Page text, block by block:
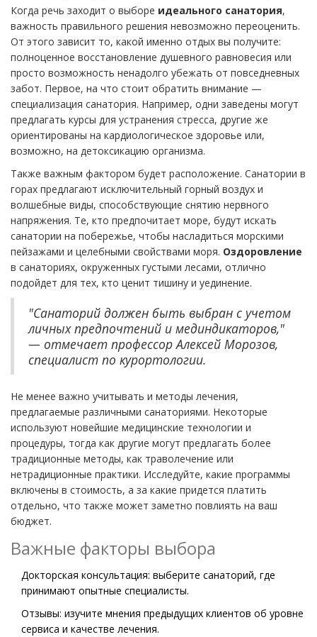
Когда речь заходит о выборе идеального санатория,
важность правильного решения невозможно переоценить.
От этого зависит то, какой именно отдых вы получите:
полноценное восстановление душевного равновесия или
просто возможность ненадолго убежать от повседневных
забот. Первое, на что стоит обратить внимание —
специализация санатория. Например, одни заведены могут
предлагать курсы для устранения стресса, другие же
ориентированы на кардиологическое здоровье или,
возможно, на детоксикацию организма.
Также важным фактором будет расположение. Санатории в
горах предлагают исключительный горный воздух и
волшебные виды, способствующие снятию нервного
напряжения. Те, кто предпочитает море, будут искать
санатории на побережье, чтобы насладиться морскими
пейзажами и целебными свойствами моря. Оздоровление
в санаториях, окруженных густыми лесами, отлично
подойдет для тех, кто ценит тишину и уединение.
"Санаторий должен быть выбран с учетом
личных предпочтений и мединдикаторов,"
— отмечает профессор Алексей Морозов,
специалист по курортологии.
Не менее важно учитывать и методы лечения,
предлагаемые различными санаториями. Некоторые
используют новейшие медицинские технологии и
процедуры, тогда как другие могут предлагать более
традиционные методы, как траволечение или
нетрадиционные практики. Исследуйте, какие программы
включены в стоимость, а за какие придется платить
отдельно, что также может заметно повлиять на ваш
бюджет.
Важные факторы выбора
Докторская консультация: выберите санаторий, где
принимают опытные специалисты.
Отзывы: изучите мнения предыдущих клиентов об уровне
сервиса и качестве лечения.